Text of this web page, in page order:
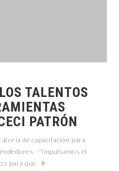
TALENTOS
PATRÓN
de capacitación para
-“Impulsamos el
para que